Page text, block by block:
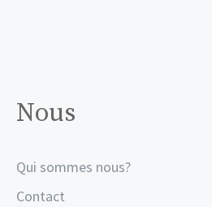
Nous
Qui sommes nous?
Contact